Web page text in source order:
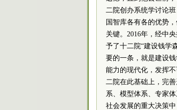
二院创办系统学讨论
国智库各有各的优势
关键。2016年，经中
予了十二院“建设钱学
要的一条，就是建设
能力的现代化，发挥
二院在此基础上，完
系、模型体系、专家
社会发展的重大决策